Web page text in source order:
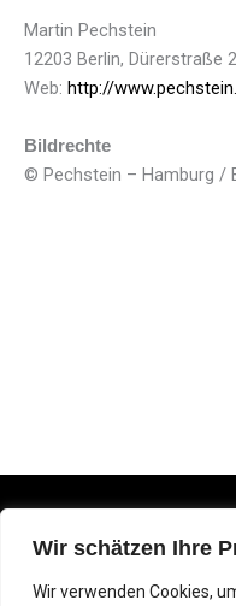
Wir schätzen Ihre
Wir verwenden Cookies,
Martin Pechstein
12203 Berlin, Dürerstraße
Web: http://
Bildrechte
© Pechstein – Hamburg /
F